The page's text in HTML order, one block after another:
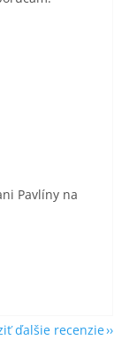
Pavlíny na
ďalšie recenzie